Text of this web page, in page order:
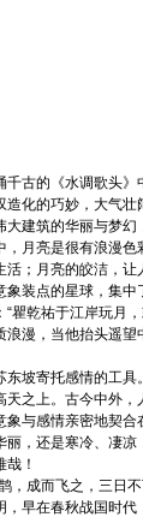
古的《水调歌头》
化的巧妙，大气壮
建筑的华丽与梦幻
月亮是很有浪漫色
；月亮的皎洁，让
装点的星球，集中
瞿乾祐于江岸玩月
漫，当他抬头遥望
坡寄托感情的工具。
之上。古今中外，
与感情亲密地契合
，还是寒冷、凄凉
！
，成而飞之，三日不
早在春秋战国时代